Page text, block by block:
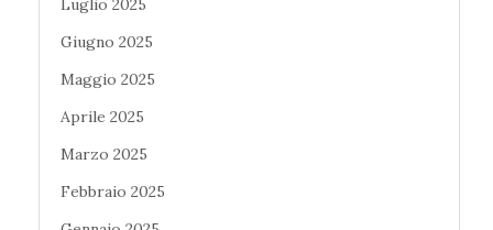
Luglio 2025
Giugno 2025
Maggio 2025
Aprile 2025
Marzo 2025
Febbraio 2025